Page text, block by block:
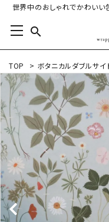
世界中のおしゃれでかわいい
search
TOP > ボタニカルダブルサ